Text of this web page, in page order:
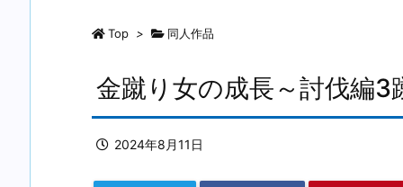
Top > 同人作品
金蹴り女の成長～討伐編3
2024年8月11日